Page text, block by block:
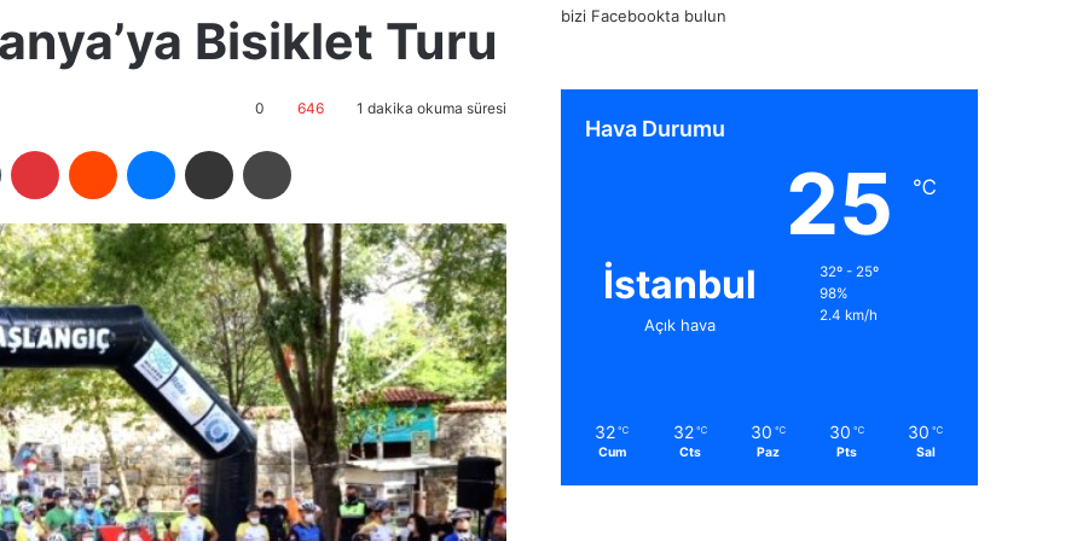
Bisiklet Turu
0 646 1 dakika okuma süresi
bizi Facebookta bulun
Hava Durumu
İstanbul
Açık hava
25 ℃
32º - 25º
98%
2.4 km/h
32 ℃
Cum
32 ℃
Cts
30 ℃
Paz
30 ℃
Pts
30 ℃
Sal